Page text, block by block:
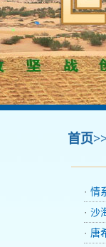
首页
· 情
· 沙
· 唐